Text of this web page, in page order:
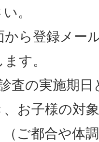
。
から登録メー
す。
査の実施期
お子様の対
ご都合や体